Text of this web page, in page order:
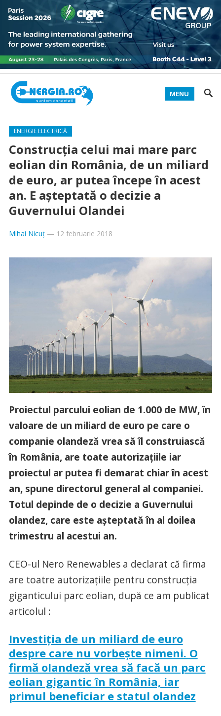
MENU
ENERGIE ELECTRICĂ
Construcţia celui mai mare parc
eolian din România, de un miliard
de euro, ar putea începe în acest
an. E aşteptată o decizie a
Guvernului Olandei
Mihai Nicuț— 12 februarie 2018
Proiectul parcului eolian de 1.000 de MW, în
valoare de un miliard de euro pe care o
companie olandeză vrea să îl construiască
în România, are toate autorizaţiile iar
proiectul ar putea fi demarat chiar în acest
an, spune directorul general al companiei.
Totul depinde de o decizie a Guvernului
olandez, care este aşteptată în al doilea
trimestru al acestui an.
CEO-ul Nero Renewables a declarat că firma
are toatre autorizaţiile pentru construcţia
giganticului parc eolian, după ce am publicat
articolul :
Investiţia de un miliard de euro
despre care nu vorbeşte nimeni. O
firmă olandeză vrea să facă un parc
eolian gigantic în România, iar
primul beneficiar e statul olandez